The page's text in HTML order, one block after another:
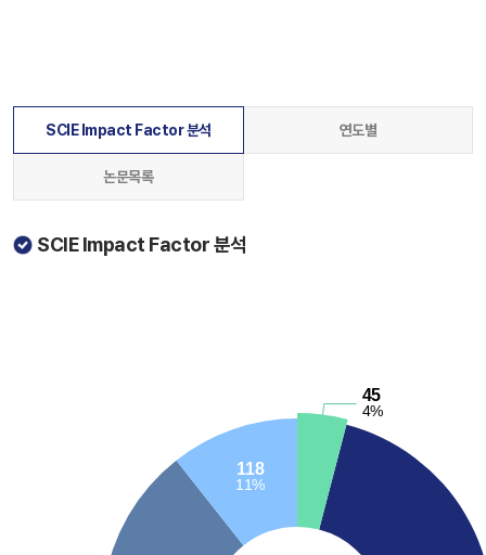
SCIE Impact Factor 분석 연도별
논문목록
SCIE Impact Factor 분석